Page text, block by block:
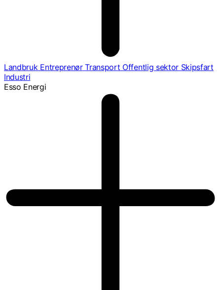
Landbruk Entreprenør Transport Offentlig sektor Skipsfart
Industri
Esso Energi